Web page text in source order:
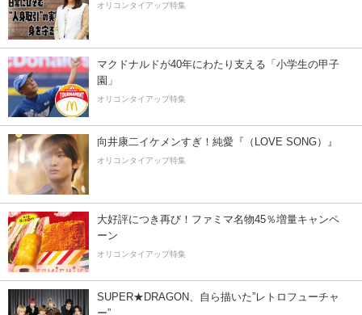
オリコンタイアップ特集
マクドナルドが40年にわたり支える「小学生の甲子
園」
オリコンタイアップ特集
向井康二イケメンすぎ！純愛『（LOVE SONG）』
オリコンタイアップ特集
大好評につき再び！ファミマ名物45％増量キャンペ
ーン
オリコンタイアップ特集
SUPER★DRAGON、自ら描いた”レトロフューチャ